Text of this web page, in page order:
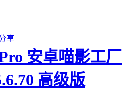
享
安卓喵影工厂
高级版